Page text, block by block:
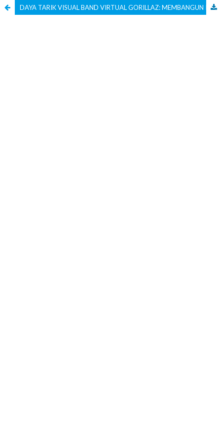
DAYA TARIK VISUAL BAND VIRTUAL GORILLAZ: MEMBANGUN IDENTITAS DAN FANTASI